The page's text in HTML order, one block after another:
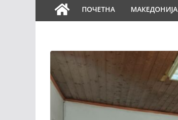
ПОЧЕТНА МАКЕДОНИЈА